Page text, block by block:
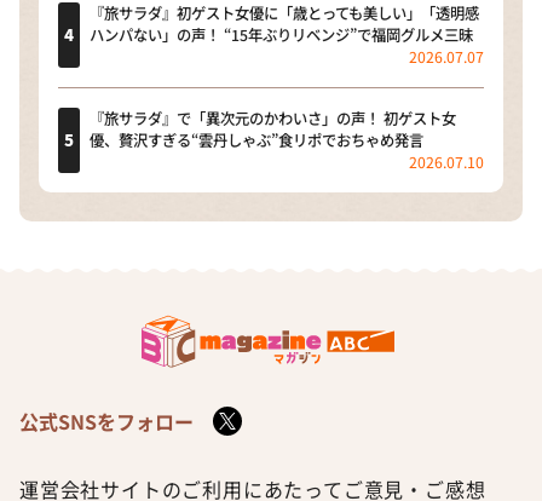
『旅サラダ』初ゲスト女優に「歳とっても美しい」「透明感
ハンパない」の声！ “15年ぶりリベンジ”で福岡グルメ三昧
2026.07.07
『旅サラダ』で「異次元のかわいさ」の声！ 初ゲスト女
優、贅沢すぎる“雲丹しゃぶ”食リポでおちゃめ発言
2026.07.10
公式SNSをフォロー
運営会社サイトのご利用にあたって ご意見・ご感想